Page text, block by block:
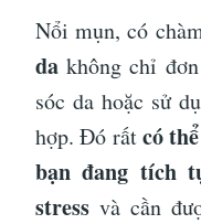
Nổi mụn, có
da không chỉ
sóc da hoặc sử
hợp. Đó rấtcó
bạn đang tích
stress và cần